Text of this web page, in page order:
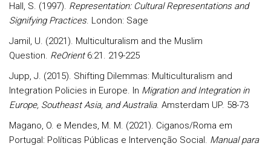
Hall, S. (1997). Representation: Cultural Representations and
Signifying Practices. London: Sage
Jamil, U. (2021). Multiculturalism and the Muslim
Question. ReOrient6:21. 219-225
Jupp, J. (2015). Shifting Dilemmas: Multiculturalism and
Integration Policies in Europe. In Migration and Integration in
Europe, Southeast Asia, and Australia. Amsterdam UP. 58-73
Magano, O. e Mendes, M. M. (2021). Ciganos/Roma em
Portugal: Políticas Públicas e Intervenção Social. Manual para